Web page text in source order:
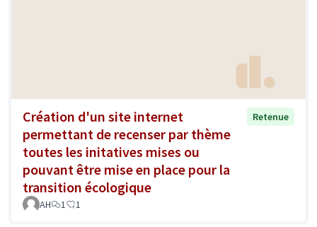
Création d'un site internet
permettant de recenser par thème
toutes les initatives mises ou
pouvant être mise en place pour la
transition écologique
Retenue
AH 1 1